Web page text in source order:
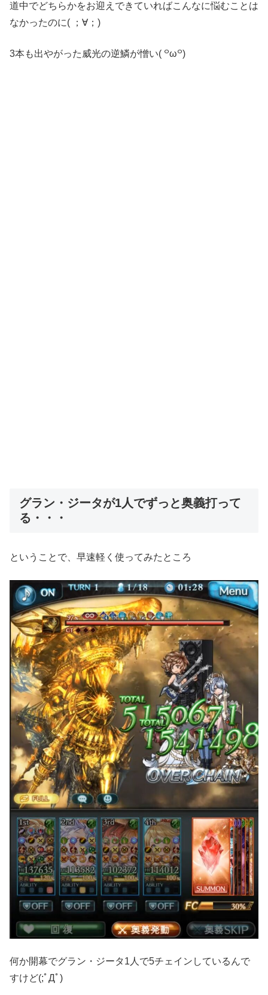
道中でどちらかをお迎えできていればこんなに悩むことは
なかったのに( ；∀；)
3本も出やがった威光の逆鱗が憎い( ꒪ω꒪)
グラン・ジータが1人でずっと奥義打って
る・・・
ということで、早速軽く使ってみたところ
何か開幕でグラン・ジータ1人で5チェインしているんで
すけど(;ﾟДﾟ)